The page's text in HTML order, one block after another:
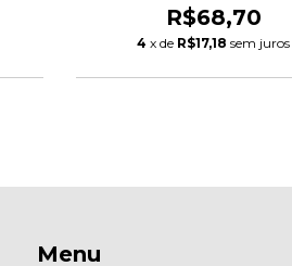
R$68,70
4 x de R$17,18 sem juros
Menu